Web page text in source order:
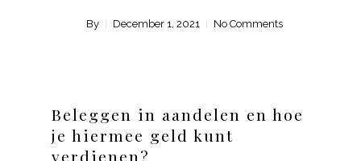
By December 1, 2021 No Comments
Beleggen in aandelen en hoe
je hiermee geld kunt
verdienen?